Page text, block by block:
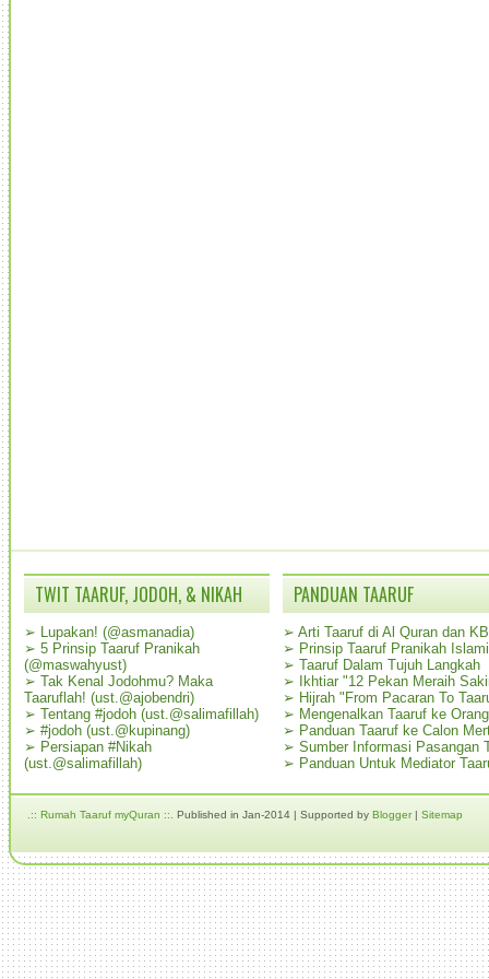
TWIT TAARUF, JODOH, & NIKAH
➢ Lupakan! (@asmanadia)
➢ 5 Prinsip Taaruf Pranikah
(@maswahyust)
➢ Tak Kenal Jodohmu? Maka
Taaruflah! (ust.@ajobendri)
➢ Tentang #jodoh (ust.@salimafillah)
➢ #jodoh (ust.@kupinang)
➢ Persiapan #Nikah
(ust.@salimafillah)
PANDUAN TAARUF
➢ Arti Taaruf di Al Quran dan
➢ Prinsip Taaruf Pranikah Islami
➢ Taaruf Dalam Tujuh Langkah
➢
Ikhtiar "12 Pekan Meraih
➢ Hijrah "From Pacaran To
➢ Mengenalkan Taaruf ke
➢ Panduan Taaruf ke Calon
➢ Sumber Informasi Pasangan
➢ Panduan Untuk Mediator
.:: Rumah Taaruf myQuran ::. Published in Jan-2014 | Supported by Blogger| Sitemap